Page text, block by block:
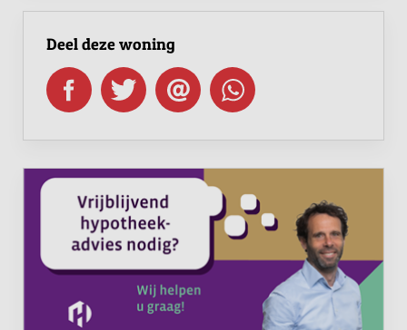
Deel deze woning